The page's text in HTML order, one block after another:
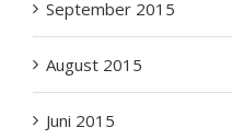
August 2015
Juni 2015